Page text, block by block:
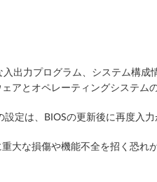
出力プログラム、システム構
アとオペレーティングシステム
定は、BIOSの更新後に再度入力
大な損傷や機能不全を招く恐れ